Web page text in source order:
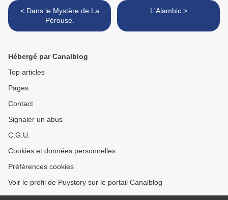
< Dans le Mystère de La
Pérouse.
L'Alambic >
Hébergé par Canalblog
Top articles
Pages
Contact
Signaler un abus
C.G.U.
Cookies et données personnelles
Préférences cookies
Voir le profil de Puystory sur le portail Canalblog